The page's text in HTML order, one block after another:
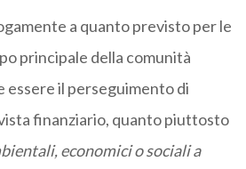
a quanto previsto per le
principale della comunità
essere il perseguimento di
finanziario, quanto piuttosto
economici o sociali a